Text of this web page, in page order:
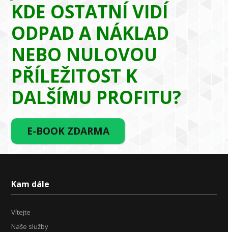
KDE OSTATNÍ VIDÍ
ODPAD A NÁKLAD
NEBO NULOVOU
PŘÍLEŽITOST K
DALŠÍMU PROFITU?
E-BOOK ZDARMA
Kam dále
Vítejte
Naše služby